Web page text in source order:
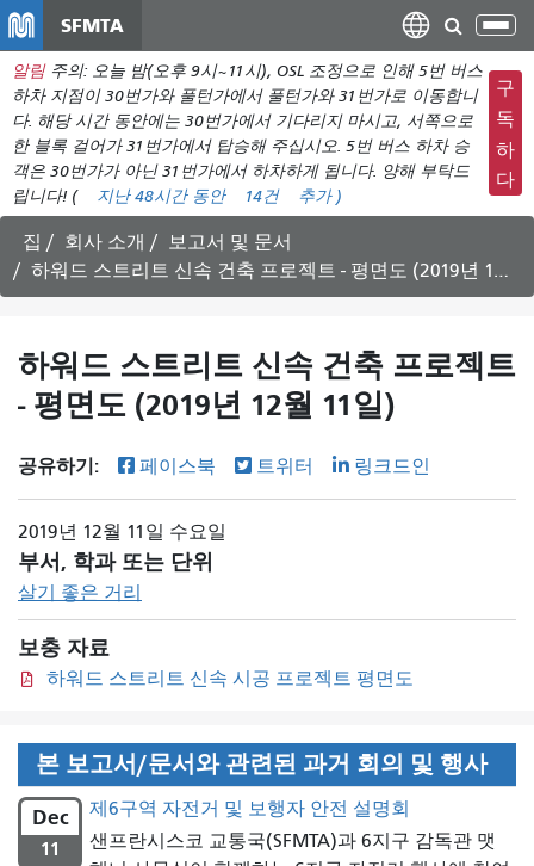
컨
텐
츠
로
건
너
뛰
기
SFMTA
탐
색
메
뉴
전
환
알림 주의: 오늘 밤(오후 9시~11시), OSL 조정으로 인해 5번 버스
하차 지점이 30번가와 풀턴가에서 풀턴가와 31번가로 이동합니
다. 해당 시간 동안에는 30번가에서 기다리지 마시고, 서쪽으로
한 블록 걸어가 31번가에서 탑승해 주십시오. 5번 버스 하차 승
객은 30번가가 아닌 31번가에서 하차하게 됩니다. 양해 부탁드
립니다! (
지난 48시간 동안 14건 추가 )
구
독
하
다
집 회사 소개
보고서 및 문서
하워드 스트리트 신속 건축 프로젝트 - 평면도 (2019년 12월 11일)
하워드 스트리트 신속 건축 프로젝트
- 평면도 (2019년 12월 11일)
공유하기: 페이스북 트위터 링크드인
2019년 12월 11일 수요일
부서, 학과 또는 단위
살기 좋은 거리
보충 자료
하워드 스트리트 신속 시공 프로젝트 평면도
본 보고서/문서와 관련된 과거 회의 및 행사
Dec
11
제6구역 자전거 및 보행자 안전 설명회
샌프란시스코 교통국(SFMTA)과 6지구 감독관 맷